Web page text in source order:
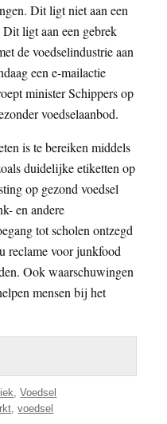
Dit ligt niet aan een
ligt aan een gebrek
de voedselindustrie aan
een e-mailactie
minister Schippers op
voedselaanbod.
is te bereiken middels
duidelijke etiketten op
op gezond voedsel
en andere
tot scholen ontzegd
reclame voor junkfood
Ook waarschuwingen
mensen bij het
,Voedsel
,voedsel